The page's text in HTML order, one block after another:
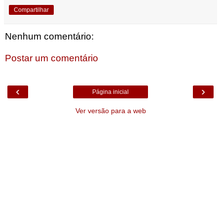
Compartilhar
Nenhum comentário:
Postar um comentário
‹ ›
Página inicial
Ver versão para a web